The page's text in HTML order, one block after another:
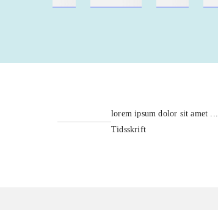
lorem ipsum dolor sit amet ...
Tidsskrift